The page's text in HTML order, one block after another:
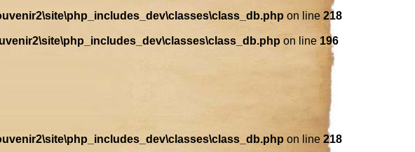
on line 218
on line 196
on line 218